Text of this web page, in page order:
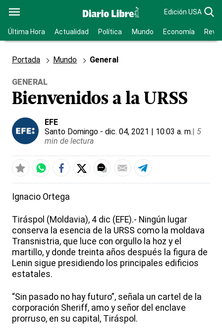
Edición USA
Última Hora Actualidad Política Mundo Economía
Portada Mundo General
GENERAL
Bienvenidos a la URSS
EFE
Santo Domingo - dic. 04, 2021 | 10:03 a. m.| 5
min de lectura
Ignacio Ortega
Tiráspol (Moldavia), 4 dic (EFE).- Ningún lugar
conserva la esencia de la URSS como la moldava
Transnistria, que luce con orgullo la hoz y el
martillo, y donde treinta años después la figura de
Lenin sigue presidiendo los principales edificios
estatales.
“Sin pasado no hay futuro”, señala un cartel de la
corporación Sheriff, amo y señor del enclave
prorruso, en su capital, Tiráspol.